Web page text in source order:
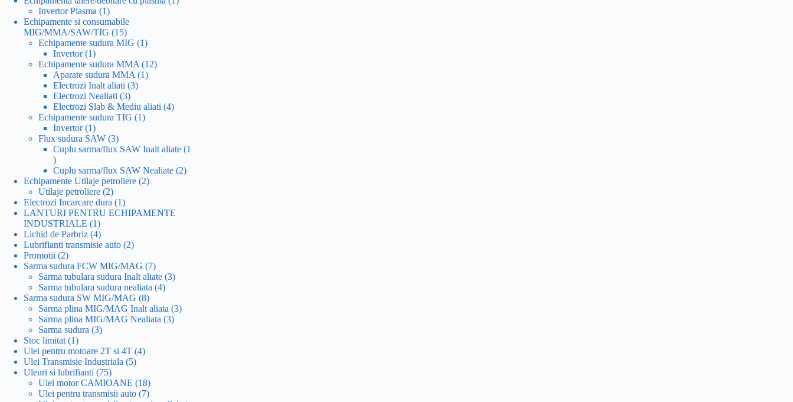
Invertor Plasma 11
produs
Echipamente si consumabile
MIG/MMA/SAW/TIG
1515
produse
Echipamente sudura MIG 11
Invertor 11
produs
Echipamente sudura MMA 1212
Aparate sudura MMA 11
Electrozi Inalt aliati 33
Electrozi Nealiati 33
produse
Electrozi Slab & Mediu aliati 44
Echipamente sudura TIG 11
Invertor 11
produs
Flux sudura SAW 33
produse
Cuplu sarma/flux SAW Inalt aliate 1
1
produs
Cuplu sarma/flux SAW Nealiate 22
Echipamente Utilaje petroliere 22
Utilaje petroliere 22
produse
Electrozi Incarcare dura 11
produs
LANTURI PENTRU ECHIPAMENTE
INDUSTRIALE
11
produs
Lichid de Parbriz 44
produse
Lubrifianti transmisie auto 22
Promotii 22
produse
Sarma sudura FCW MIG/MAG 77
produse
Sarma tubulara sudura Inalt aliate 33
Sarma tubulara sudura nealiata 44
Sarma sudura SW MIG/MAG 88
produse
Sarma plina MIG/MAG Inalt aliata 33
Sarma plina MIG/MAG Nealiata 33
Sarma sudura 33
Stoc limitat 11
produs
Ulei pentru motoare 2T si 4T 44
Ulei Transmisie Industriala 55
Uleuri si lubrifianti 7575
de
produse
Ulei motor CAMIOANE 1818
produse
Ulei pentru transmisii auto 77